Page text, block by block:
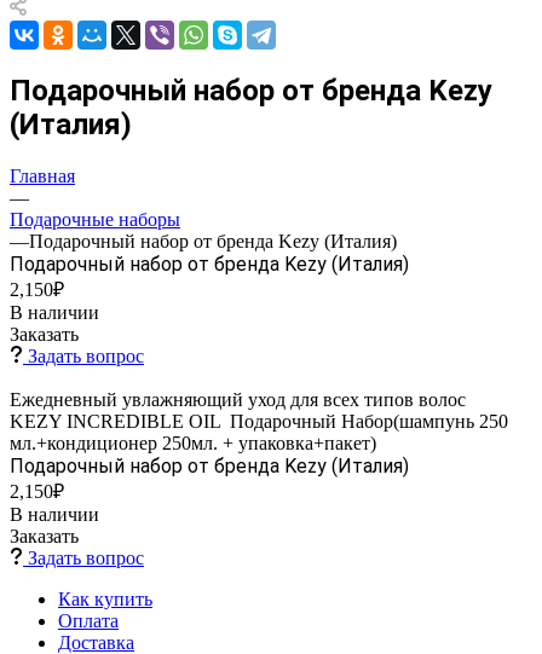
Подарочный набор от бренда Kezy
(Италия)
Главная
—
Подарочные наборы
—Подарочный набор от бренда Kezy (Италия)
Подарочный набор от бренда Kezy (Италия)
2,150₽
В наличии
Заказать
Задать вопрос
Ежедневный увлажняющий уход для всех типов волос
KEZY INCREDIBLE OIL Подарочный Набор(шампунь 250
мл.+кондиционер 250мл. + упаковка+пакет)
Подарочный набор от бренда Kezy (Италия)
2,150₽
В наличии
Заказать
Задать вопрос
Как купить
Оплата
Доставка